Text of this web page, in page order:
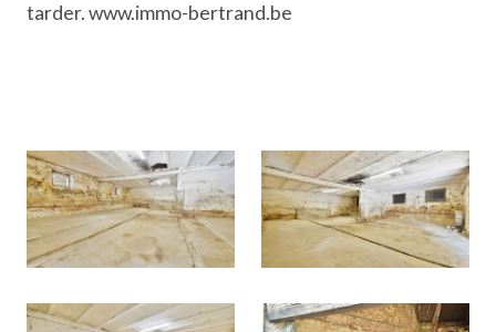
tarder. www.immo-bertrand.be